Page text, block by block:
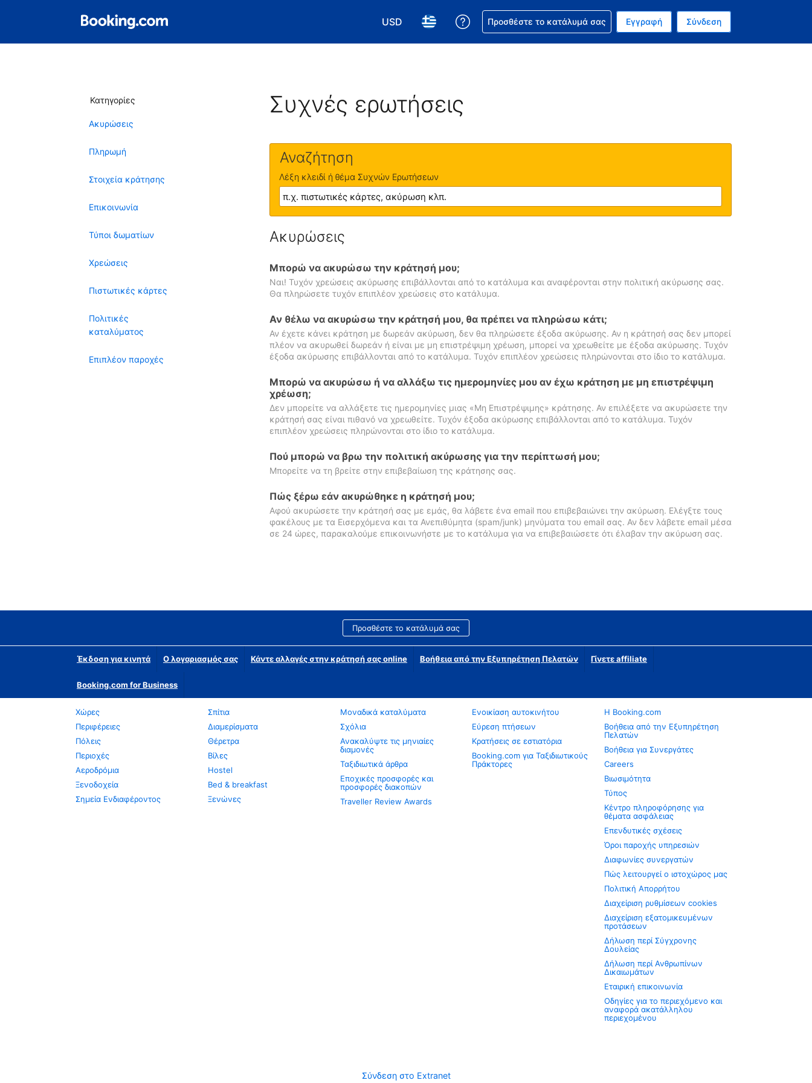
USD
Επιλέξτε το νόμισμά σας. Το τωρινό σας νόμισμα είναι Δολάριο Η.Π.Α.
Επιλέξτε τη γλώσσα σας. Η τωρινή σας γλώσσα είναι τα Ελληνικά
Βοήθεια για την κράτησή σας
Προσθέστε το κατάλυμά σας Εγγραφή Σύνδεση
Κατηγορίες
Ακυρώσεις
Πληρωμή
Στοιχεία κράτησης
Επικοινωνία
Τύποι δωματίων
Χρεώσεις
Πιστωτικές κάρτες
Πολιτικές
καταλύματος
Επιπλέον παροχές
Συχνές ερωτήσεις
Αναζήτηση
Λέξη κλειδί ή θέμα Συχνών Ερωτήσεων
Ακυρώσεις
Μπορώ να ακυρώσω την κράτησή μου;
Ναι! Τυχόν χρεώσεις ακύρωσης επιβάλλονται από το κατάλυμα και αναφέρονται στην πολιτική ακύρωσης σας.
Θα πληρώσετε τυχόν επιπλέον χρεώσεις στο κατάλυμα.
Αν θέλω να ακυρώσω την κράτησή μου, θα πρέπει να πληρώσω κάτι;
Αν έχετε κάνει κράτηση με δωρεάν ακύρωση, δεν θα πληρώσετε έξοδα ακύρωσης. Αν η κράτησή σας δεν μπορεί
πλέον να ακυρωθεί δωρεάν ή είναι με μη επιστρέψιμη χρέωση, μπορεί να χρεωθείτε με έξοδα ακύρωσης. Τυχόν
έξοδα ακύρωσης επιβάλλονται από το κατάλυμα. Τυχόν επιπλέον χρεώσεις πληρώνονται στο ίδιο το κατάλυμα.
Μπορώ να ακυρώσω ή να αλλάξω τις ημερομηνίες μου αν έχω κράτηση με μη επιστρέψιμη
χρέωση;
Δεν μπορείτε να αλλάξετε τις ημερομηνίες μιας «Μη Επιστρέψιμης» κράτησης. Αν επιλέξετε να ακυρώσετε την
κράτησή σας είναι πιθανό να χρεωθείτε. Τυχόν έξοδα ακύρωσης επιβάλλονται από το κατάλυμα. Τυχόν
επιπλέον χρεώσεις πληρώνονται στο ίδιο το κατάλυμα.
Πού μπορώ να βρω την πολιτική ακύρωσης για την περίπτωσή μου;
Μπορείτε να τη βρείτε στην επιβεβαίωση της κράτησης σας.
Πώς ξέρω εάν ακυρώθηκε η κράτησή μου;
Αφού ακυρώσετε την κράτησή σας με εμάς, θα λάβετε ένα email που επιβεβαιώνει την ακύρωση. Ελέγξτε τους
φακέλους με τα Εισερχόμενα και τα Ανεπιθύμητα (spam/junk) μηνύματα του email σας. Αν δεν λάβετε email μέσα
σε 24 ώρες, παρακαλούμε επικοινωνήστε με το κατάλυμα για να επιβεβαιώσετε ότι έλαβαν την ακύρωση σας.
Προσθέστε το κατάλυμά σας
Έκδοση για κινητά Ο λογαριασμός σας Κάντε αλλαγές στην κράτησή σας online Βοήθεια από την Εξυπηρέτηση Πελατών Γίνετε affiliate
Booking.com for Business
Χώρες
Περιφέρειες
Πόλεις
Περιοχές
Αεροδρόμια
Ξενοδοχεία
Σημεία Ενδιαφέροντος
Σπίτια
Διαμερίσματα
Θέρετρα
Βίλες
Hostel
Bed & breakfast
Ξενώνες
Μοναδικά καταλύματα
Σχόλια
Ανακαλύψτε τις μηνιαίες
διαμονές
Ταξιδιωτικά άρθρα
Εποχικές προσφορές και
προσφορές διακοπών
Traveller Review Awards
Ενοικίαση αυτοκινήτου
Εύρεση πτήσεων
Κρατήσεις σε εστιατόρια
Booking.com για Ταξιδιωτικούς
Πράκτορες
Η Booking.com
Βοήθεια από την Εξυπηρέτηση
Πελατών
Βοήθεια για Συνεργάτες
Careers
Βιωσιμότητα
Τύπος
Κέντρο πληροφόρησης για
θέματα ασφάλειας
Επενδυτικές σχέσεις
Όροι παροχής υπηρεσιών
Διαφωνίες συνεργατών
Πώς λειτουργεί ο ιστοχώρος μας
Πολιτική Απορρήτου
Διαχείριση ρυθμίσεων cookies
Διαχείριση εξατομικευμένων
προτάσεων
Δήλωση περί Σύγχρονης
Δουλείας
Δήλωση περί Ανθρωπίνων
Δικαιωμάτων
Εταιρική επικοινωνία
Οδηγίες για το περιεχόμενο και
αναφορά ακατάλληλου
περιεχομένου
Σύνδεση στο Extranet